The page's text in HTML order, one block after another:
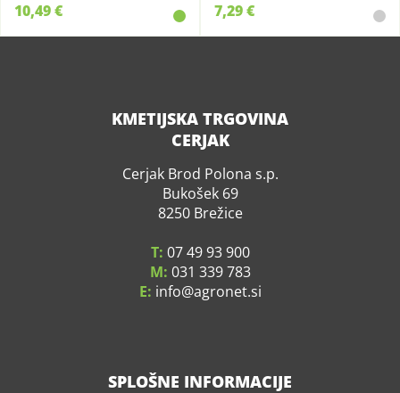
10,49 € 7,29 €
KMETIJSKA TRGOVINA
CERJAK
Cerjak Brod Polona s.p.
Bukošek 69
8250 Brežice
T: 07 49 93 900
M: 031 339 783
E: info agronet.si
SPLOŠNE INFORMACIJE